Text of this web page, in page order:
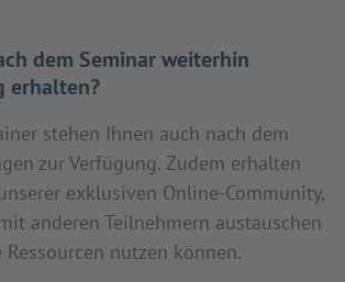
dem Seminar weiterhin
erhalten?
stehen Ihnen auch nach dem
zur Verfügung. Zudem erhalten
exklusiven Online-Community,
anderen Teilnehmern austauschen
nutzen können.